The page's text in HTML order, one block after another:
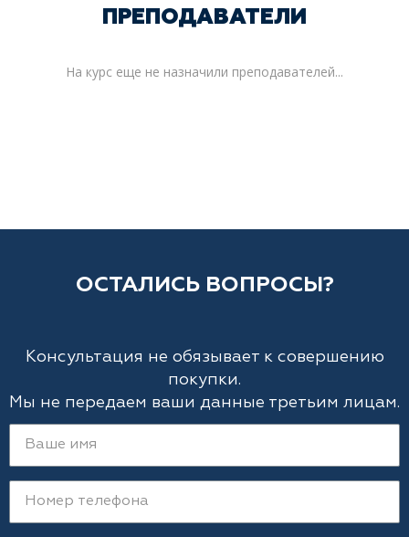
ПРЕПОДАВАТЕЛИ
На курс еще не назначили преподавателей...
ОСТАЛИСЬ ВОПРОСЫ?
Консультация не обязывает к совершению
покупки.
Мы не передаем ваши данные третьим лицам.